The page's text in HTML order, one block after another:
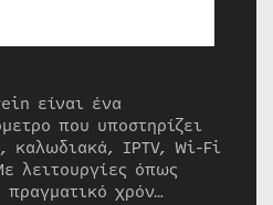
είναι ένα
που υποστηρίζει
καλωδιακά, IPTV, Wi-Fi
λειτουργίες όπως
χρόν…